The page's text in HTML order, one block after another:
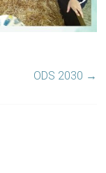
ODS 2030 →